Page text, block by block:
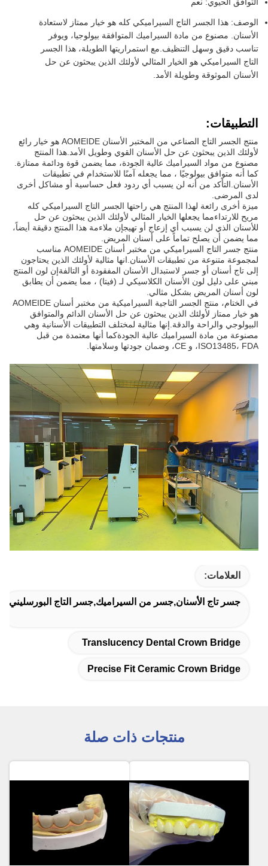
الوصف: هذا الجسر التاج السيراميكي كله هو خيار ممتاز لاستعادة
الأسنان. مصنوع من مادة السيراميك المتوافقة بيولوجيا، ويوفر
تناسب دقيق وسهل التنظيف.مع استمراريتها الطويلة، هذا الجسر
التاج السيراميكي هو الخيار المثالي لأولئك الذين يبحثون عن حل
الأسنان الموثوقة وطويلة الأمد.
التطبيقات:
منتج الجسر التاج الصناعي من المختبر الأسنان AOMEIDE هو خيار رائع
لأولئك الذين يبحثون عن حل الأسنان القوي وطويل الأمد.هذا المنتج
مصنوع من مواد السيراميك عالية الجودة، مما يضمن قوة ودائمة ممتازة.
كما أنه متوافق بيولوجيًا ، مما يجعله آمنًا للاستخدام في تطبيقات
الأسنان.التأكد من أنه لن يسبب أي ردود فعل حساسية أو مشاكل أخرى
لدى المرضى.
ميزة أخرى رائعة لهذا المنتج هي راحتها الجسر التاج السيراميكي كله
مريح للارتداءمما يجعلها الخيار المثالي لأولئك الذين يبحثون عن حل
للأسنان الذي لن يسبب أي إزعاج أو تهيجإن ملاءمة هذا المنتج دقيقة أيضاً،
مما يضمن أن يصلح تماماً على أسنان المريض.
منتج جسر التاج السيراميكي من مختبر أسنان AOMEIDE مناسب
لمجموعة متنوعة من تطبيقات الأسنان.انها مثالية لأولئك الذين يحتاجون
إلى تاج أسنان أو جسر لاستبدال الأسنان المفقودة أو التالفةإن لون المنتج
مبني على دليل لون الأسنان الكلاسيكي لـ (فيتا) ، مما يضمن أن يطابق
لون أسنان المريض بشكل مثالي.
في الختام، منتج الجسر التاجية السيراميكية من مختبر أسنان AOMEIDE
هو خيار ممتاز لأولئك الذين يبحثون عن حل الأسنان الدائم والمتوافق
البيولوجي والراحة والدقة.إنها مثالية لمختلف التطبيقات الأسنانية وهي
مصنوعة من مادة السيراميك عالية الجودةكما أنها معتمدة من قبل
ISO13485، FDA، و CE، وضمان جودتها وسلامتها.
العلامات:
جسر تاج الأسنان,جسر من السيراميك,جسر التاج البورسليني
Translucency Dental Crown Bridge
Precise Fit Ceramic Crown Bridge
منتجات ذات صلة